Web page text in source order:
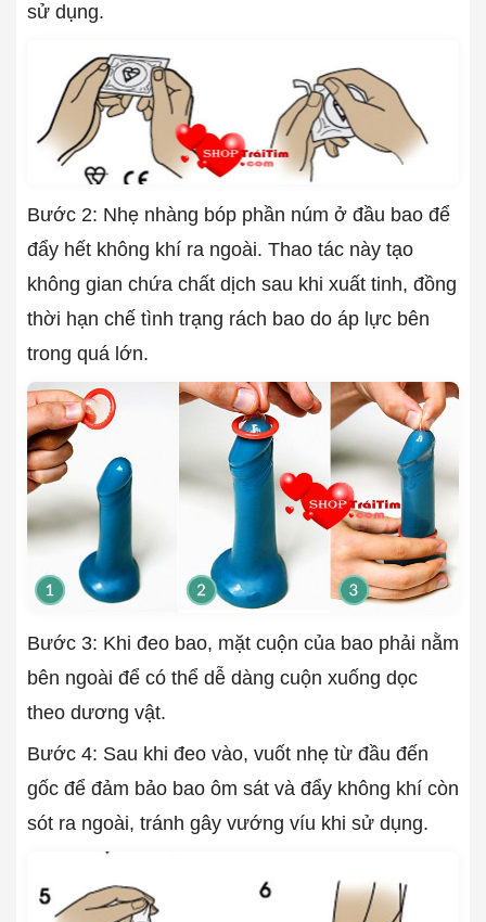
sử dụng.
Bước 2: Nhẹ nhàng bóp phần núm ở đầu bao để
đẩy hết không khí ra ngoài. Thao tác này tạo
không gian chứa chất dịch sau khi xuất tinh, đồng
thời hạn chế tình trạng rách bao do áp lực bên
trong quá lớn.
Bước 3: Khi đeo bao, mặt cuộn của bao phải nằm
bên ngoài để có thể dễ dàng cuộn xuống dọc
theo dương vật.
Bước 4: Sau khi đeo vào, vuốt nhẹ từ đầu đến
gốc để đảm bảo bao ôm sát và đẩy không khí còn
sót ra ngoài, tránh gây vướng víu khi sử dụng.